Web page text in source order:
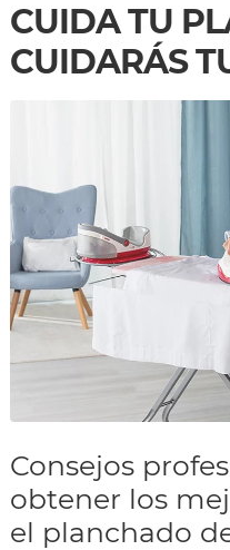
CUIDA TU
CUIDARÁS
Consejos
obtener los
el planchado